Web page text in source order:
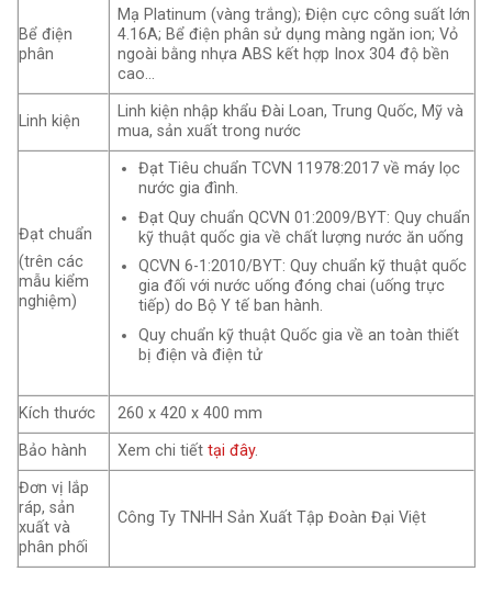
Bể điện
phân
Mạ Platinum (vàng trắng); Điện cực công suất lớn
4.16A; Bể điện phân sử dụng màng ngăn ion; Vỏ
ngoài bằng nhựa ABS kết hợp Inox 304 độ bền
cao…
Linh kiện
Linh kiện nhập khẩu Đài Loan, Trung Quốc, Mỹ và
mua, sản xuất trong nước
Đạt chuẩn
(trên các
mẫu kiểm
nghiệm)
Đạt Tiêu chuẩn TCVN 11978:2017 về máy lọc
nước gia đình.
Đạt Quy chuẩn QCVN 01:2009/BYT: Quy chuẩn
kỹ thuật quốc gia về chất lượng nước ăn uống
QCVN 6-1:2010/BYT: Quy chuẩn kỹ thuật quốc
gia đối với nước uống đóng chai (uống trực
tiếp) do Bộ Y tế ban hành.
Quy chuẩn kỹ thuật Quốc gia về an toàn thiết
bị điện và điện tử
Kích thước
260 x 420 x 400 mm
Bảo hành
Xem chi tiếttại đây.
Đơn vị lắp
ráp, sản
xuất và
phân phối
Công Ty TNHH Sản Xuất Tập Đoàn Đại Việt